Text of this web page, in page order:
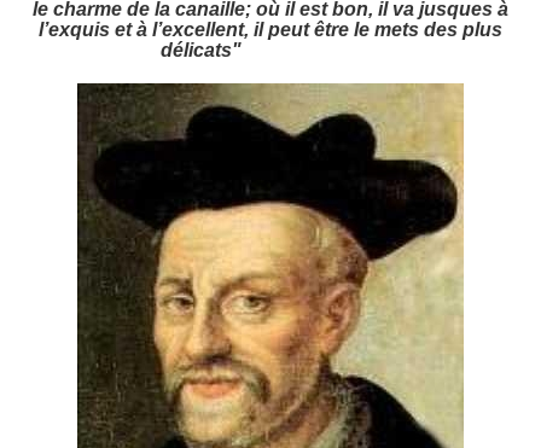
le charme de la canaille; où il est bon, il va jusques à
l’exquis et à l’excellent, il peut être le mets des plus
délicats"